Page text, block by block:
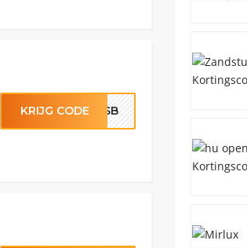
KRIJG CODEHLSB